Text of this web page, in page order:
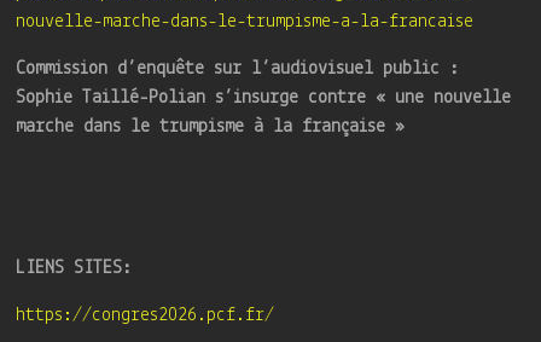
nouvelle-marche-dans-le-trumpisme-a-la-francaise
Commission d’enquête sur l’audiovisuel public :
Sophie Taillé-Polian s’insurge contre « une nouvelle
marche dans le trumpisme à la française »
LIENS SITES:
https://congres2026.pcf.fr/